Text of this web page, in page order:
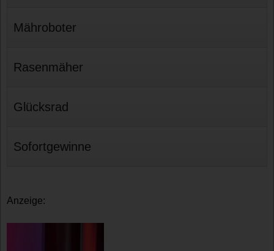
Mähroboter
Rasenmäher
Glücksrad
Sofortgewinne
Anzeige: